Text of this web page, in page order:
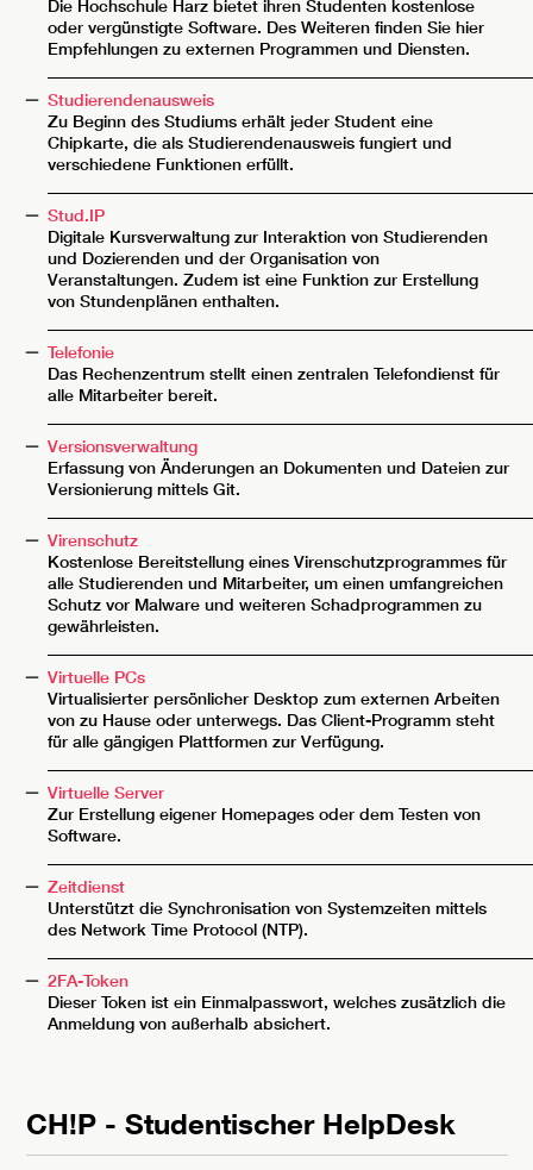
Die Hochschule Harz bietet ihren Studenten kostenlose
oder vergünstigte Software. Des Weiteren finden Sie hier
Empfehlungen zu externen Programmen und Diensten.
Studierendenausweis
Zu Beginn des Studiums erhält jeder Student eine
Chipkarte, die als Studierendenausweis fungiert und
verschiedene Funktionen erfüllt.
Stud.IP
Digitale Kursverwaltung zur Interaktion von Studierenden
und Dozierenden und der Organisation von
Veranstaltungen. Zudem ist eine Funktion zur Erstellung
von Stundenplänen enthalten.
Telefonie
Das Rechenzentrum stellt einen zentralen Telefondienst für
alle Mitarbeiter bereit.
Versionsverwaltung
Erfassung von Änderungen an Dokumenten und Dateien zur
Versionierung mittels Git.
Virenschutz
Kostenlose Bereitstellung eines Virenschutzprogrammes für
alle Studierenden und Mitarbeiter, um einen umfangreichen
Schutz vor Malware und weiteren Schadprogrammen zu
gewährleisten.
Virtuelle PCs
Virtualisierter persönlicher Desktop zum externen Arbeiten
von zu Hause oder unterwegs. Das Client-Programm steht
für alle gängigen Plattformen zur Verfügung.
Virtuelle Server
Zur Erstellung eigener Homepages oder dem Testen von
Software.
Zeitdienst
Unterstützt die Synchronisation von Systemzeiten mittels
des Network Time Protocol (NTP).
2FA-Token
Dieser Token ist ein Einmalpasswort, welches zusätzlich die
Anmeldung von außerhalb absichert.
CH!P - Studentischer HelpDesk